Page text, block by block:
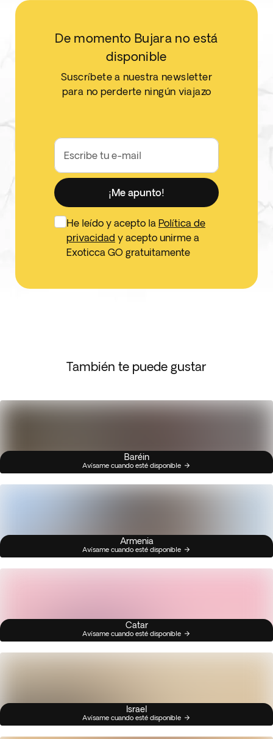
De momento Bujara no está
disponible
Suscríbete a nuestra newsletter
para no perderte ningún viajazo
Escribe tu e-mail
¡Me apunto!
He leído y acepto la Política de
privacidad y acepto unirme a
Exoticca GO gratuitamente
También te puede gustar
Baréin
Avísame cuando esté disponible
Armenia
Avísame cuando esté disponible
Catar
Avísame cuando esté disponible
Israel
Avísame cuando esté disponible